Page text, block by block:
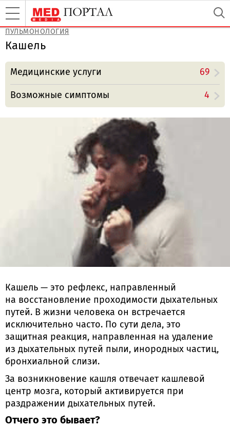
ПУЛЬМОНОЛОГИЯ
Кашель
Медицинские услуги 69
Возможные симптомы 4
Кашель — это рефлекс, направленный
на восстановление проходимости дыхательных
путей. В жизни человека он встречается
исключительно часто. По сути дела, это
защитная реакция, направленная на удаление
из дыхательных путей пыли, инородных частиц,
бронхиальной слизи.
За возникновение кашля отвечает кашлевой
центр мозга, который активируется при
раздражении дыхательных путей.
Отчего это бывает?